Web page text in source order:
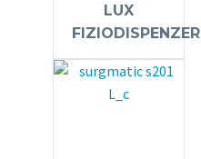
LUX
FIZIODISPENZER